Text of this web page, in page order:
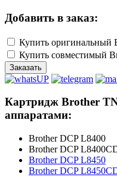
Добавить в заказ:
Купить оригинальный
Купить совместимый
Заказать
Картридж Brother
аппаратами:
Brother DCP L8400
Brother DCP
Brother DCP L8450
Brother DCP